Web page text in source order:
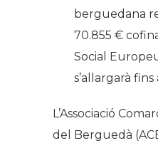
berguedana
70.855 €
Social
s’allargarà
L’Associació
del Berguedà